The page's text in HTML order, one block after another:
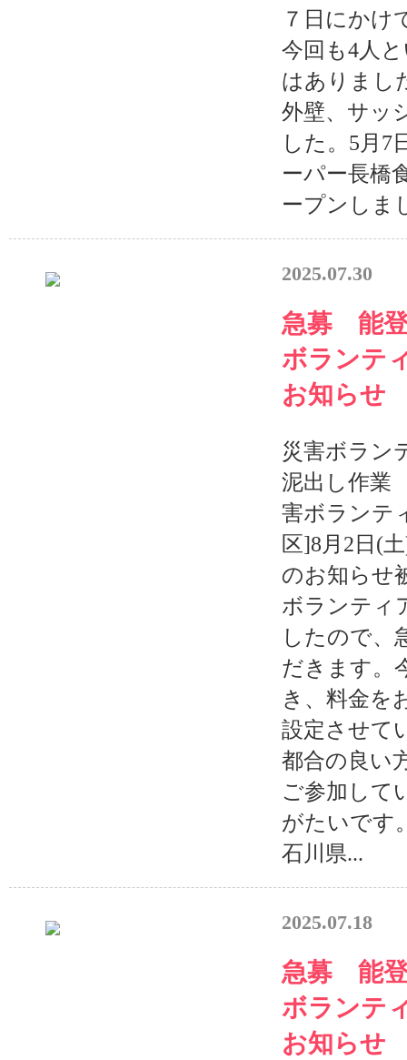
７日にかけ
今回も4人
はありまし
外壁、サッ
した。5月7
ーパー長橋
ープンしま
2025.07.30
急募 能登
ボランテ
お知らせ
災害ボラ
泥出し作業
害ボランテ
区]8月2日(
のお知らせ
ボランティ
したので、
だきます。
き、料金を
設定させて
都合の良い
ご参加して
がたいで
石川県...
2025.07.18
急募 能登
ボランテ
お知らせ